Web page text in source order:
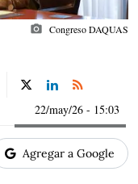
photo_camera Congreso DAQUAS
22/may/26 - 15:03
Agregar a Google